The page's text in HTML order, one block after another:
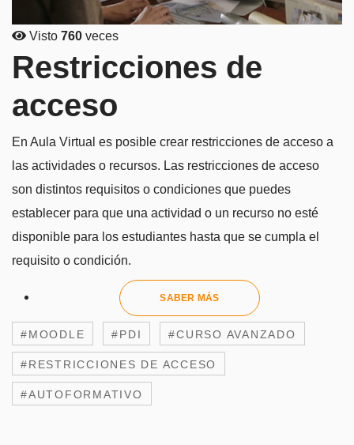
Visto 760 veces
Restricciones de
acceso
En Aula Virtual es posible crear restricciones de acceso a
las actividades o recursos. Las restricciones de acceso
son distintos requisitos o condiciones que puedes
establecer para que una actividad o un recurso no esté
disponible para los estudiantes hasta que se cumpla el
requisito o condición.
SABER MÁS
#MOODLE #PDI #CURSO AVANZADO
#RESTRICCIONES DE ACCESO
#AUTOFORMATIVO